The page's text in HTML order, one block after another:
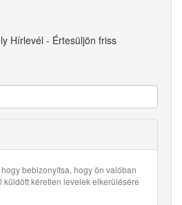
Hírlevél - Értesüljön friss
bebizonyítsa, hogy ön valóban
küldött kéretlen levelek elkerülésére